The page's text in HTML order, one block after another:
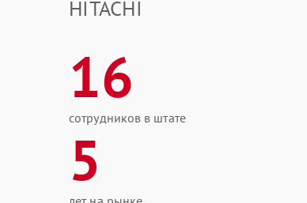
HITACHI
16
сотрудников в штате
5